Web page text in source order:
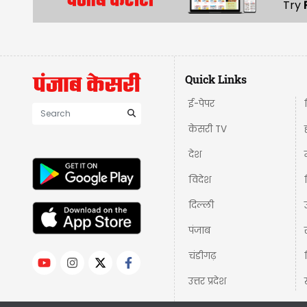
Try
Quick Links
ई-पेपर
केसरी TV
देश
विदेश
दिल्ली
पंजाब
चंडीगढ़
उत्तर प्रदेश